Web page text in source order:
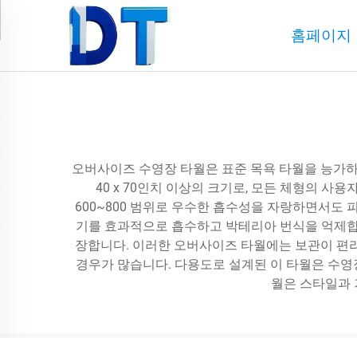
홈페이지
오버사이즈 수영장 타월은 표준 목욕 타월을 능가
40 x 70인치 이상의 크기로, 모든 체형의 사용
600~800 범위로 우수한 흡수성을 자랑하면서도
기를 효과적으로 흡수하고 박테리아 번식을 억제
장합니다. 이러한 오버사이즈 타월에는 보관이
경우가 많습니다. 다용도로 설계된 이 타월은 수
월은 스타일과